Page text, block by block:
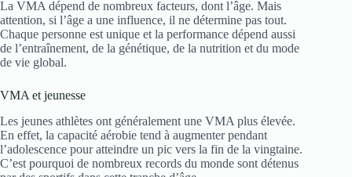
La VMA dépend de nombreux facteurs, dont l’âge. Mais
attention, si l’âge a une influence, il ne détermine pas tout.
Chaque personne est unique et la performance dépend aussi
de l’entraînement, de la génétique, de la nutrition et du mode
de vie global.
VMA et jeunesse
Les jeunes athlètes ont généralement une VMA plus élevée.
En effet, la capacité aérobie tend à augmenter pendant
l’adolescence pour atteindre un pic vers la fin de la vingtaine.
C’est pourquoi de nombreux records du monde sont détenus